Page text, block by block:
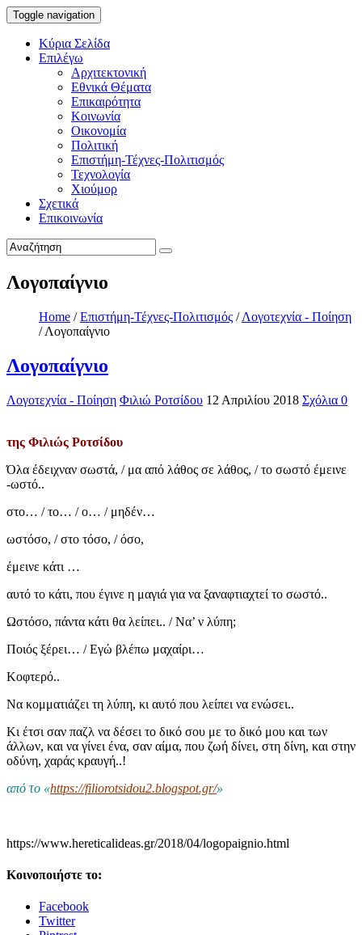
Toggle navigation
Κύρια Σελίδα
Επιλέγω
Αρχιτεκτονική
Εθνικά Θέματα
Επικαιρότητα
Κοινωνία
Οικονομία
Πολιτική
Επιστήμη-Τέχνες-Πολιτισμός
Τεχνολογία
Χιούμορ
Σχετικά
Επικοινωνία
Λογοπαίγνιο
Home / Επιστήμη-Τέχνες-Πολιτισμός / Λογοτεχνία - Ποίηση
/ Λογοπαίγνιο
Λογοπαίγνιο
Λογοτεχνία - Ποίηση Φιλιώ Ροτσίδου 12 Απριλίου 2018 Σχόλια 0
της Φιλιώς Ροτσίδου
Όλα έδειχναν σωστά, / μα από λάθος σε λάθος, / το σωστό έμεινε
-ωστό..
στο… / το… / ο… / μηδέν…
ωστόσο, / στο τόσο, / όσο,
έμεινε κάτι …
αυτό το κάτι, που έγινε η μαγιά για να ξαναφτιαχτεί το σωστό..
Ωστόσο, πάντα κάτι θα λείπει.. / Να’ ν λύπη;
Ποιός ξέρει… / Εγώ βλέπω μαχαίρι…
Κοφτερό..
Να κομματιάζει τη λύπη, κι αυτό που λείπει να ενώσει..
Κι έτσι σαν παζλ να δέσει το δικό σου με το δικό μου και των
άλλων, και να γίνει ένα, σαν αίμα, που ζωή δίνει, στη δίνη, και στην
οδύνη, χαράς κραυγή..!
από το «https://filiorotsidou2.blogspot.gr/»
https://www.hereticalideas.gr/2018/04/logopaignio.html
Κοινοποιήστε το:
Facebook
Twitter